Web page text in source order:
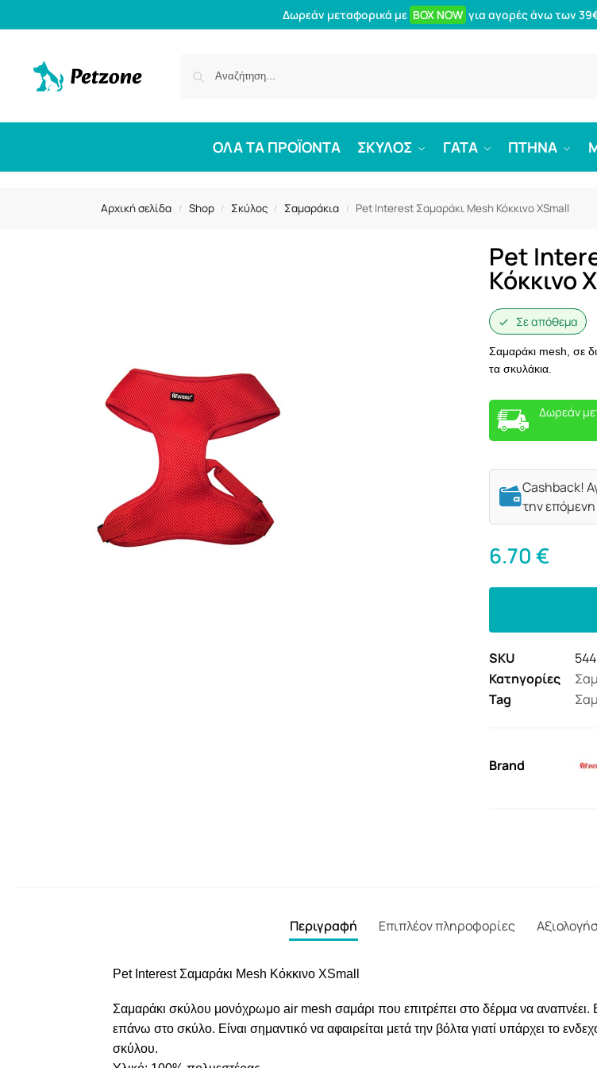
Δωρεάν μεταφορικά με BOX NOW για αγορές άνω των
ΟΛΑ ΤΑ ΠΡΟΪΟΝΤΑ ΣΚΥΛΟΣ ΓΑΤΑ ΠΤΗΝΑ
Αρχική σελίδα / Shop / Σκύλος / Σαμαράκια / Pet Interest Σαμαράκι Mesh Κόκκινο XSmall
Pet
Κόκκινο
Σε απόθεμα
Σαμαράκι mesh, σε
τα σκυλάκια.
Δωρεάν
Cashback!
την
6.70€
SKU
Κατηγορίες
Tag
Brand
Περιγραφή Επιπλέον πληροφορίες
Pet Interest Σαμαράκι Mesh Κόκκινο XSmall
Σαμαράκι σκύλου μονόχρωμο air mesh σαμάρι που επιτρέπει στο δέρμα να αναπνέει.
επάνω στο σκύλο. Είναι σημαντικό να αφαιρείται μετά την βόλτα γιατί υπάρχει το
σκύλου.